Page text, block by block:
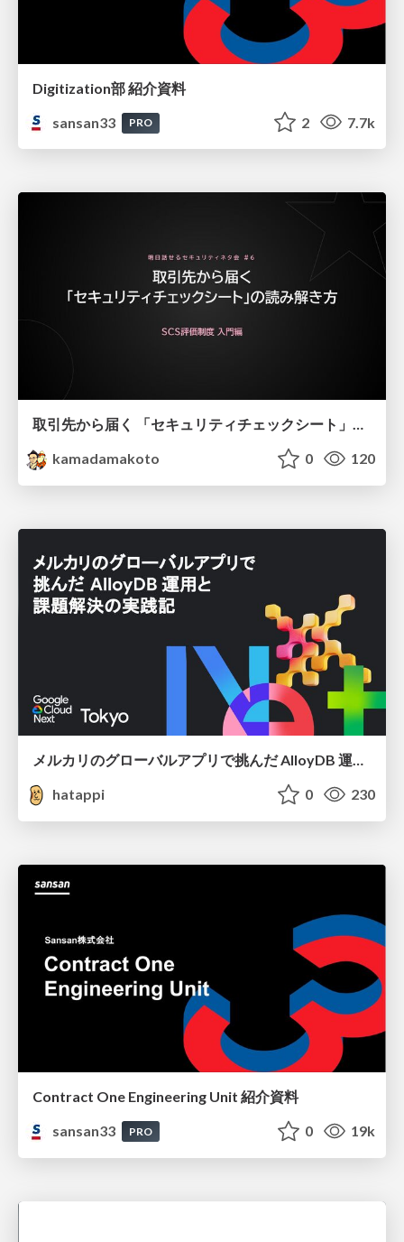
Digitization部 紹介資料
sansan33
PRO 2 7.7k
取引先から届く 「セキュリティチェックシート」の読み解き方
kamadamakoto
0 120
メルカリのグローバルアプリで挑んだ AlloyDB 運用と課題解決の実践記
hatappi
0 230
Contract One Engineering Unit 紹介資料
sansan33
PRO 0 19k